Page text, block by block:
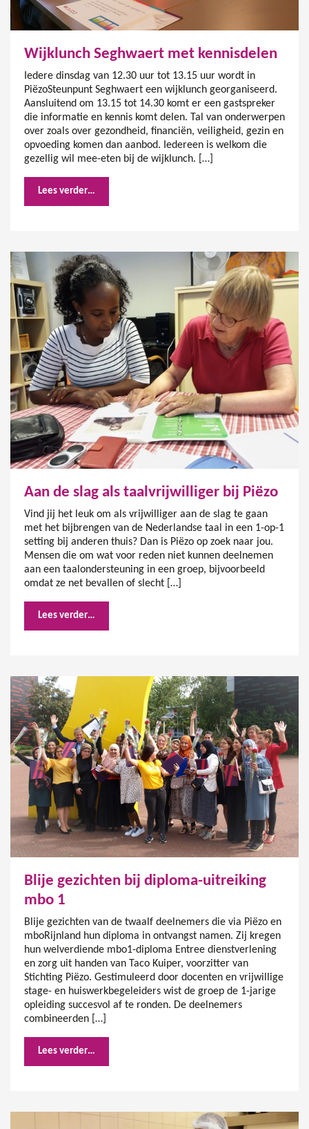
Wijklunch Seghwaert met kennisdelen
Iedere dinsdag van 12.30 uur tot 13.15 uur wordt in
PiëzoSteunpunt Seghwaert een wijklunch georganiseerd.
Aansluitend om 13.15 tot 14.30 komt er een gastspreker
die informatie en kennis komt delen. Tal van onderwerpen
over zoals over gezondheid, financiën, veiligheid, gezin en
opvoeding komen dan aanbod. Iedereen is welkom die
gezellig wil mee-eten bij de wijklunch. […]
Lees verder…
Aan de slag als taalvrijwilliger bij Piëzo
Vind jij het leuk om als vrijwilliger aan de slag te gaan
met het bijbrengen van de Nederlandse taal in een 1-op-1
setting bij anderen thuis? Dan is Piëzo op zoek naar jou.
Mensen die om wat voor reden niet kunnen deelnemen
aan een taalondersteuning in een groep, bijvoorbeeld
omdat ze net bevallen of slecht […]
Lees verder…
Blije gezichten bij diploma-uitreiking
mbo 1
Blije gezichten van de twaalf deelnemers die via Piëzo en
mboRijnland hun diploma in ontvangst namen. Zij kregen
hun welverdiende mbo1-diploma Entree dienstverlening
en zorg uit handen van Taco Kuiper, voorzitter van
Stichting Piëzo. Gestimuleerd door docenten en vrijwillige
stage- en huiswerkbegeleiders wist de groep de 1-jarige
opleiding succesvol af te ronden. De deelnemers
combineerden […]
Lees verder…